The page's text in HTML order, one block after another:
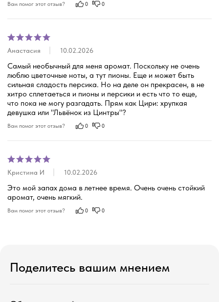
Вам помог этот отзыв? 0 0
Анастасия 10.02.2026
Самый необычный для меня аромат. Поскольку не очень
люблю цветочные ноты, а тут пионы. Еще и может быть
сильная сладость персика. Но на деле он прекрасен, в не
хитро сплетаеться и пионы и персики и есть что то еще,
что пока не могу разгадать. Прям как Цири: хрупкая
девушка или "Львёнок из Цинтры"?
Вам помог этот отзыв? 0 0
Кристина И 10.02.2026
Это мой запах дома в летнее время. Очень очень стойкий
аромат, очень мягкий.
Вам помог этот отзыв? 0 0
Поделитесь вашим мнением
хиты продаж